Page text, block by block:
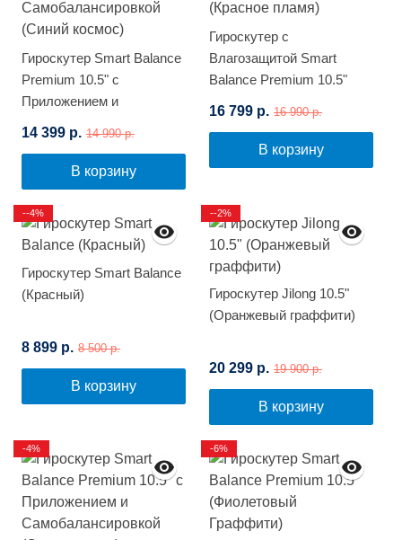
Гироскутер Smart Balance
Premium 10.5" с
Приложением и
(Синий космос)
14 399 р. 14 990 р.
В корзину
Гироскутер с
Влагозащитой Smart
Balance Premium 10.5"
16 799 р. 16 990 р.
В корзину
Гироскутер Smart Balance
(Красный)
8 899 р. 8 500 р.
В корзину
--4%
Гироскутер Jilong 10.5"
(Оранжевый граффити)
20 299 р. 19 900 р.
В корзину
--2%
-4% -6%